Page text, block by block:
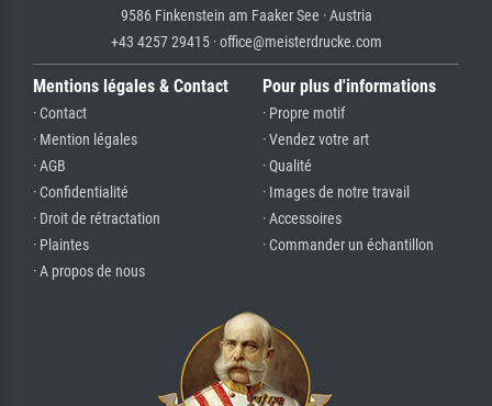
9586 Finkenstein am Faaker See · Austria
+43 4257 29415 · office@meisterdrucke.com
Mentions légales & Contact
· Contact
· Mention légales
· AGB
· Confidentialité
· Droit de rétractation
· Plaintes
· A propos de nous
Pour plus d'informations
· Propre motif
· Vendez votre art
· Qualité
· Images de notre travail
· Accessoires
· Commander un échantillon